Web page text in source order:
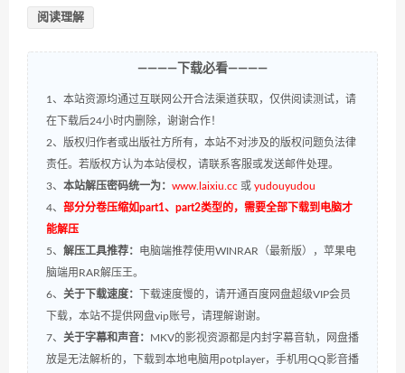
阅读理解
————下载必看————
1、本站资源均通过互联网公开合法渠道获取，仅供阅读测试，请
在下载后24小时内删除，谢谢合作！
2、版权归作者或出版社方所有，本站不对涉及的版权问题负法律
责任。若版权方认为本站侵权，请联系客服或发送邮件处理。
3、 本站解压密码统一为： www.laixiu.cc 或 yudouyudou
4、 部分分卷压缩如part1、part2类型的，需要全部下载到电脑才
能解压
5、 解压工具推荐： 电脑端推荐使用WINRAR（最新版），苹果电
脑端用RAR解压王。
6、 关于下载速度：
下载速度慢的，请开通百度网盘超级VIP会员
下载，本站不提供网盘vip账号，请理解谢谢。
7、 关于字幕和声音： MKV的影视资源都是内封字幕音轨，网盘播
放是无法解析的，下载到本地电脑用potplayer，手机用QQ影音播